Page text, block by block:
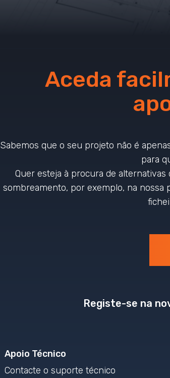
Aceda
Sabemos que o seu projeto não é
para
Quer esteja à procura de
sombreamento, por exemplo, na nossa
Registe-se na
Apoio Técnico
Contacte o suporte técnico